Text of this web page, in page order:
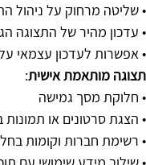
• שליטה מרחוק על ניהול
• עדכון מהיר של התצוגה
• אפשרות לעדכון עצמאי
תצוגה מותאמת אישית:
• חלוקת מסך גמישה
• הצגת סרטונים או תמונות
• רשימת חברות וקומות